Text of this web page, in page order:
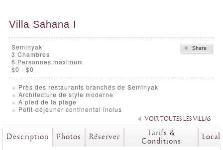
Villa Sahana I
Seminyak
3 Chambres
6 Personnes maximum
$0 - $0
Près des restaurants branchés de Seminyak
Architecture de style moderne
A pied de la plage
Petit-déjeuner continental inclus
VOIR TOUTES LES VILLAS
Description Photos Réserver
Tarifs &
Conditions